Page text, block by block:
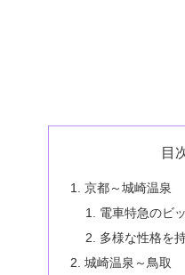
目
京都～城崎温泉
電車特急のビ
多様な性格を
城崎温泉～鳥取